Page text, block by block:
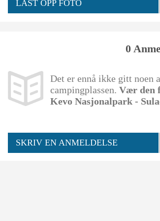
LAST OPP FOTO
0
Det er ennå ikke gitt noen
campingplassen.Vær den
Kevo Nasjonalpark -
SKRIV EN ANMELDELSE